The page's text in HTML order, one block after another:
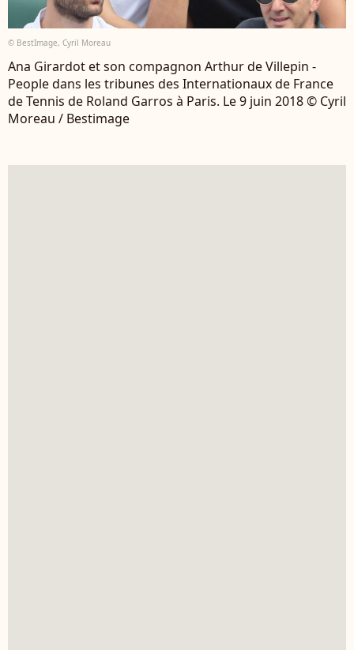
© BestImage, Cyril Moreau
Ana Girardot et son compagnon Arthur de Villepin -
People dans les tribunes des Internationaux de France
de Tennis de Roland Garros à Paris. Le 9 juin 2018 © Cyril
Moreau / Bestimage